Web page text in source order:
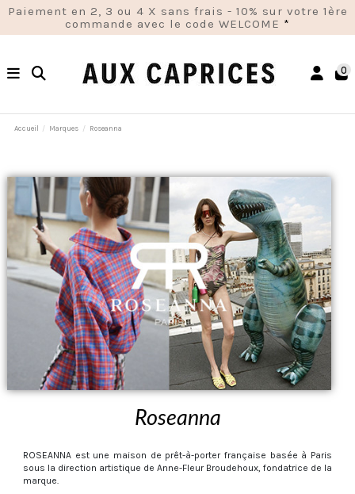
Paiement en 2, 3 ou 4 X sans frais - 10% sur votre 1ère
commande avec le code WELCOME *
0
Accueil Marques Roseanna
Roseanna
ROSEANNA est une maison de prêt-à-porter française basée à Paris
sous la direction artistique de Anne-Fleur Broudehoux, fondatrice de la
marque.